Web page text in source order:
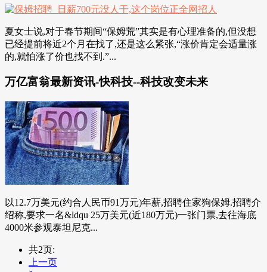
夏女士说,对于春节期间“保姆荒”其实是有心理准备的,但没想
已经提前将近2个月在找了,还是这么紧张,“涨价肯定会适量涨
的,就怕涨了价也找不到.”...
万亿富翁最新资讯-快科技--科技改变未来
以12.7万美元(约合人民币91万元)年薪,招聘住家狗保姆.招聘介
绍称,要求一名&ldqu 25万美元(近180万元)一张门票,去往海底
4000米参观泰坦尼克...
共2页:
上一页